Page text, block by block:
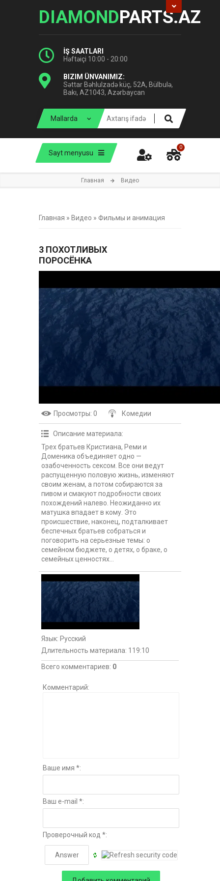
DIAMONDPARTS.AZ
İŞ SAATLARI
Həftəiçi 10:00 - 20:00
BIZIM ÜNVANIMIZ:
Səttar Bəhlulzadə küç, 52A, Bülbulə,
Bakı, AZ1043, Azərbaycan
Sayt menyusu
0
Главная Видео
Главная » Видео » Фильмы и анимация
3 ПОХОТЛИВЫХ
ПОРОСЁНКА
Просмотры: 0 Комедии
Описание материала:
Трех братьев Кристиана, Реми и
Доменика объединяет одно —
озабоченность сексом. Все они ведут
распущенную половую жизнь, изменяют
своим женам, а потом собираются за
пивом и смакуют подробности своих
похождений налево. Неожиданно их
матушка впадает в кому. Это
происшествие, наконец, подталкивает
беспечных братьев собраться и
поговорить на серьезные темы: о
семейном бюджете, о детях, о браке, о
семейных ценностях...
Язык: Русский
Длительность материала: 119:10
Всего комментариев: 0
Комментарий:
Ваше имя *:
Ваш e-mail *:
Проверочный код *: